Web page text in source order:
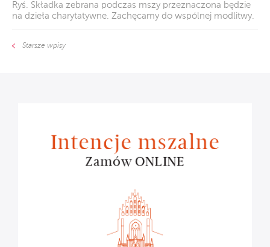
Ryś. Składka zebrana podczas mszy przeznaczona będzie
na dzieła charytatywne. Zachęcamy do wspólnej modlitwy.
Starsze wpisy